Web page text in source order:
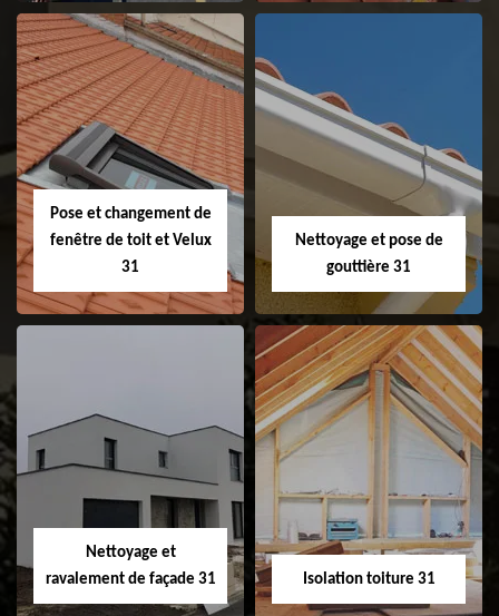
Couvreur 31
Etanchéité de
faitage et faitière
31
Pose et changement de
fenêtre de toit et Velux
31
Pose et
changement de
fenêtre de toit et
Velux 31
Nettoyage et pose de
gouttière 31
Nettoyage et pose
Nettoyage et
ravalement de façade 31
Isolation toiture 31